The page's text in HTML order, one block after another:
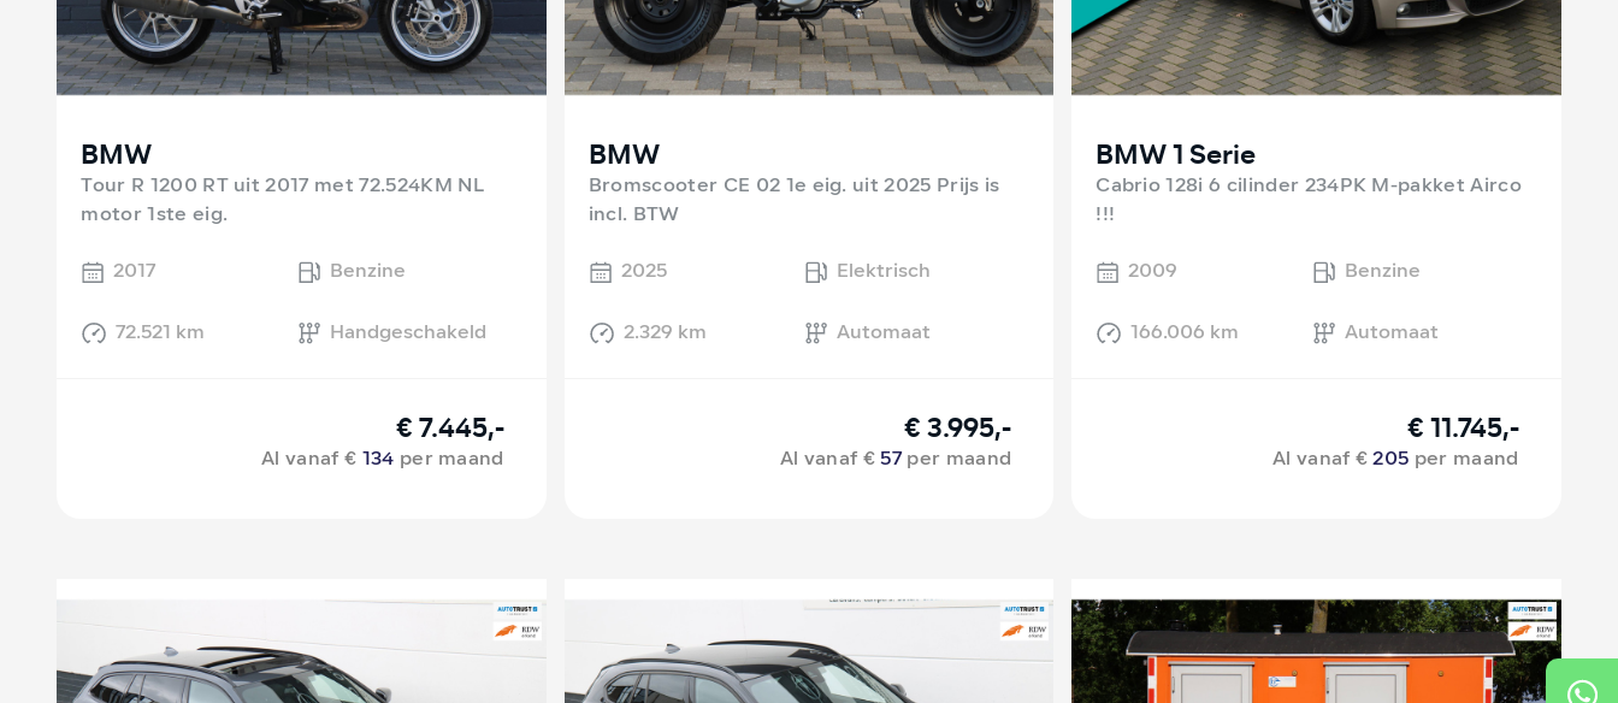
BMW
Tour R 1200 RT uit 2017 met 72.524KM NL
motor 1ste eig.
2017
Benzine
72.521 km Handgeschakeld
€ 7.445,-
Al vanaf € 134 per maand
BMW
Bromscooter CE 02 1e eig. uit 2025 Prijs is
incl. BTW
2025
Elektrisch
2.329 km Automaat
€ 3.995,-
Al vanaf €57per maand
BMW 1 Serie
Cabrio 128i 6 cilinder 234PK M-pakket Airco
!!!
2009
Benzine
166.006 km Automaat
€ 11.745,-
Al vanaf €205 per maand